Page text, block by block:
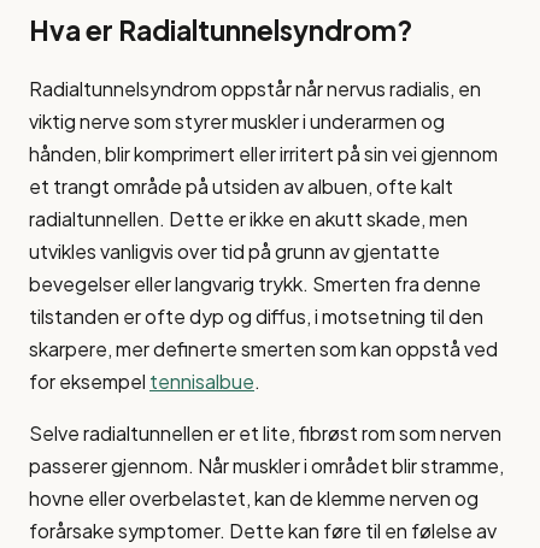
Hva er Radialtunnelsyndrom?
Radialtunnelsyndrom oppstår når nervus radialis, en
viktig nerve som styrer muskler i underarmen og
hånden, blir komprimert eller irritert på sin vei gjennom
et trangt område på utsiden av albuen, ofte kalt
radialtunnellen. Dette er ikke en akutt skade, men
utvikles vanligvis over tid på grunn av gjentatte
bevegelser eller langvarig trykk. Smerten fra denne
tilstanden er ofte dyp og diffus, i motsetning til den
skarpere, mer definerte smerten som kan oppstå ved
for eksempel tennisalbue.
Selve radialtunnellen er et lite, fibrøst rom som nerven
passerer gjennom. Når muskler i området blir stramme,
hovne eller overbelastet, kan de klemme nerven og
forårsake symptomer. Dette kan føre til en følelse av